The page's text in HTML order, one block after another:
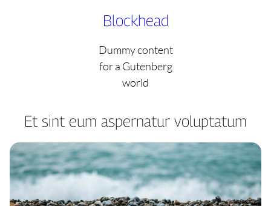
Blockhead
Dummy content
for a Gutenberg
world
Et sint eum aspernatur voluptatum